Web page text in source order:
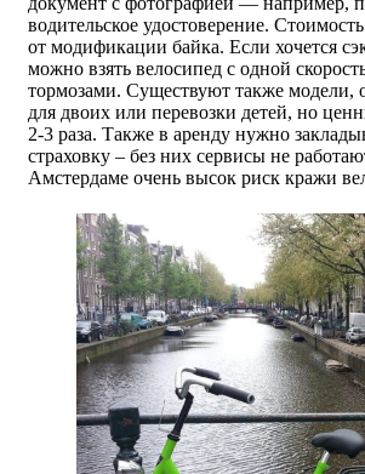
водительское удостоверение.
от модификации байка. Если хочется
можно взять велосипед с одной
тормозами. Существуют также модели,
для двоих или перевозки детей, но
2-3 раза. Также в аренду нужно
страховку – без них сервисы не
Амстердаме очень высок риск кражи